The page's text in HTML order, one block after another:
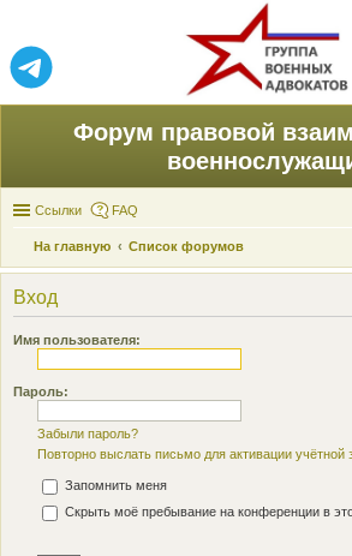
Форум правовой
Ссылки FAQ
На главную
Список форумов
Вход
Имя пользователя:
Пароль:
Забыли пароль?
Повторно выслать письмо для активации учётной
Запомнить меня
Скрыть моё пребывание на конференции в